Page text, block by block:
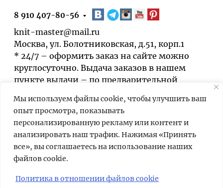
Мы используем файлы cookie, чтобы улучшить ваш
опыт просмотра, показывать
персонализированную рекламу или контент и
анализировать наш трафик. Нажимая «Принять
все», вы соглашаетесь на использование наших
файлов cookie.
Политика в отношении файлов cookie
8 910 407-80-56
knit-master@mail.ru
Москва, ул. Болотниковская, д.51, корп.1
* 24/7 – оформить заказ на сайте можно
круглосуточно. Выдача заказов в нашем
пункте выдачи – по предварительной
Мы используем cookies для быстрой и
удобной работы сайта. Продолжая
пользоваться сайтом, вы принимаете